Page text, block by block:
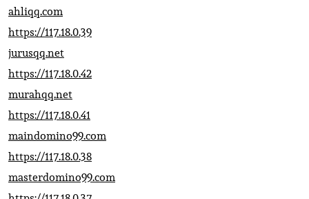
ahliqq.com
https://117.18.0.39
jurusqq.net
https://117.18.0.42
murahqq.net
https://117.18.0.41
maindomino99.com
https://117.18.0.38
masterdomino99.com